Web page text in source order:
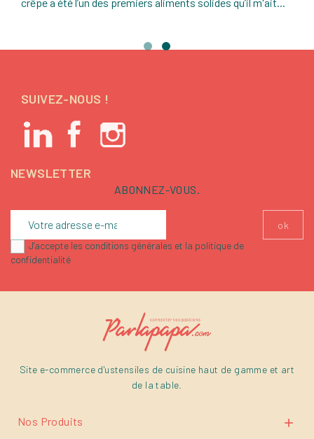
SUIVEZ-NOUS !
NEWSLETTER
ABONNEZ-VOUS.
J'accepte les conditions générales et la politique de
confidentialité
Site e-commerce d'ustensiles de cuisine haut de gamme et art
de la table.
Nos Produits 